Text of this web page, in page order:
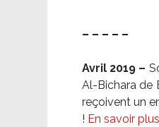
– – – – –
Avril 2019 –
Al-Bichara de
reçoivent un
! En savoir